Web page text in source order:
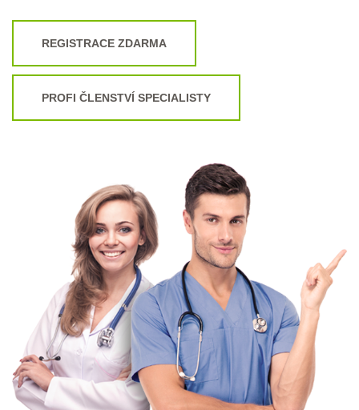
REGISTRACE ZDARMA
PROFI ČLENSTVÍ SPECIALISTY